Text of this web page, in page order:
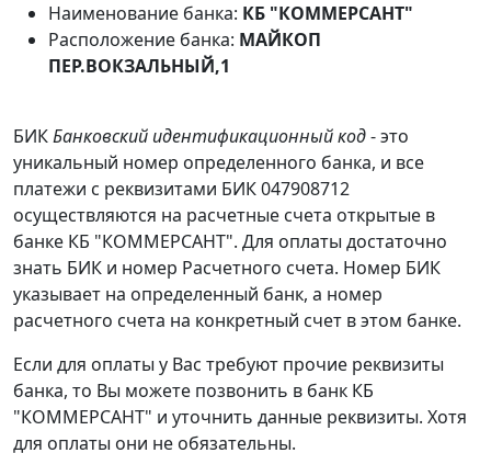
Наименование банка: КБ "КОММЕРСАНТ"
Расположение банка: МАЙКОП
ПЕР.ВОКЗАЛЬНЫЙ,1
БИКБанковский идентификационный код- это
уникальный номер определенного банка, и все
платежи с реквизитами БИК 047908712
осуществляются на расчетные счета открытые в
банке КБ "КОММЕРСАНТ". Для оплаты достаточно
знать БИК и номер Расчетного счета. Номер БИК
указывает на определенный банк, а номер
расчетного счета на конкретный счет в этом банке.
Если для оплаты у Вас требуют прочие реквизиты
банка, то Вы можете позвонить в банк КБ
"КОММЕРСАНТ" и уточнить данные реквизиты. Хотя
для оплаты они не обязательны.